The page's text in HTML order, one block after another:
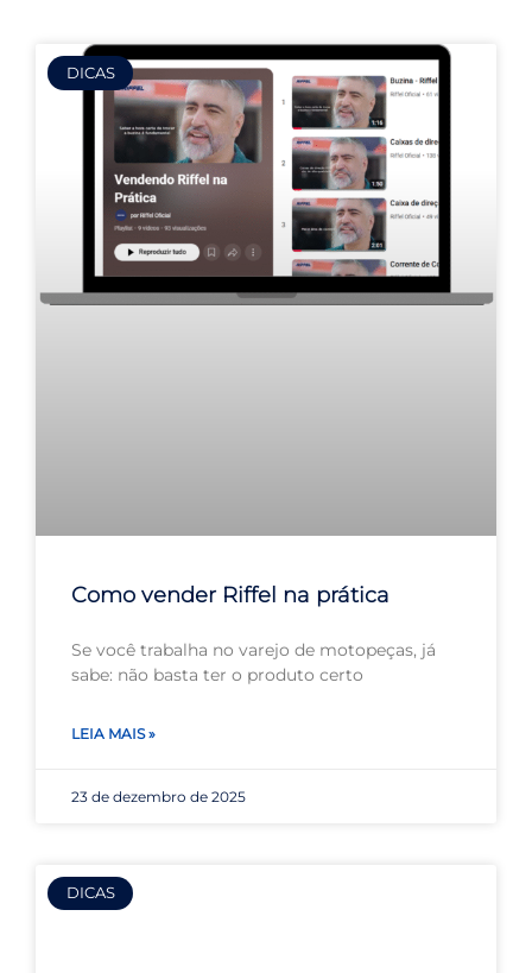
DICAS
Como vender Riffel na prática
Se você trabalha no varejo de motopeças, já
sabe: não basta ter o produto certo
LEIA MAIS »
23 de dezembro de 2025
DICAS